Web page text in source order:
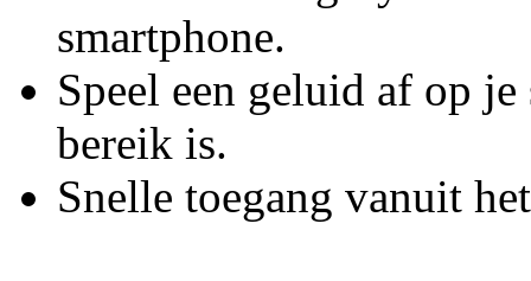
smartphone.
Speel een geluid af op
bereik is.
Snelle toegang vanuit